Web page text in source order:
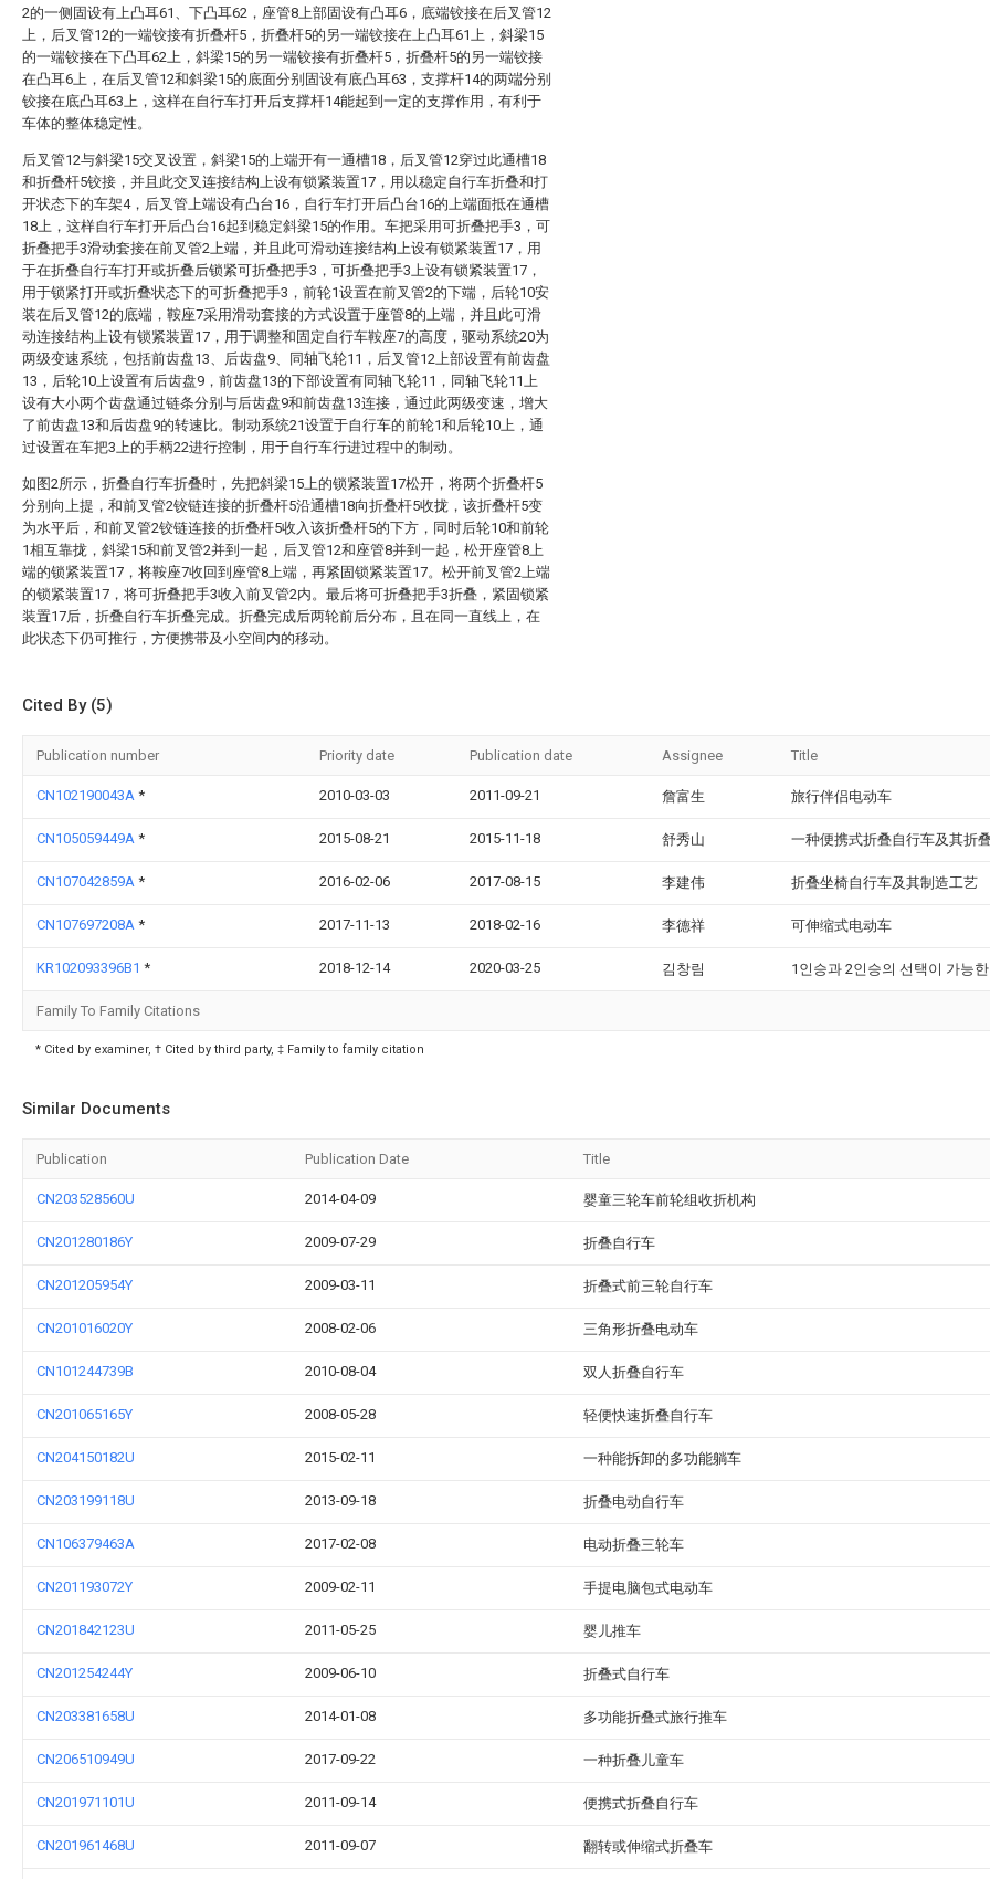
2的一侧固设有上凸耳61、下凸耳62，座管8上部固设有凸耳6，底端铰接在后叉管12
上，后叉管12的一端铰接有折叠杆5，折叠杆5的另一端铰接在上凸耳61上，斜梁15
的一端铰接在下凸耳62上，斜梁15的另一端铰接有折叠杆5，折叠杆5的另一端铰接
在凸耳6上，在后叉管12和斜梁15的底面分别固设有底凸耳63，支撑杆14的两端分别
铰接在底凸耳63上，这样在自行车打开后支撑杆14能起到一定的支撑作用，有利于
车体的整体稳定性。
后叉管12与斜梁15交叉设置，斜梁15的上端开有一通槽18，后叉管12穿过此通槽18
和折叠杆5铰接，并且此交叉连接结构上设有锁紧装置17，用以稳定自行车折叠和打
开状态下的车架4，后叉管上端设有凸台16，自行车打开后凸台16的上端面抵在通槽
18上，这样自行车打开后凸台16起到稳定斜梁15的作用。车把采用可折叠把手3，可
折叠把手3滑动套接在前叉管2上端，并且此可滑动连接结构上设有锁紧装置17，用
于在折叠自行车打开或折叠后锁紧可折叠把手3，可折叠把手3上设有锁紧装置17，
用于锁紧打开或折叠状态下的可折叠把手3，前轮1设置在前叉管2的下端，后轮10安
装在后叉管12的底端，鞍座7采用滑动套接的方式设置于座管8的上端，并且此可滑
动连接结构上设有锁紧装置17，用于调整和固定自行车鞍座7的高度，驱动系统20为
两级变速系统，包括前齿盘13、后齿盘9、同轴飞轮11，后叉管12上部设置有前齿盘
13，后轮10上设置有后齿盘9，前齿盘13的下部设置有同轴飞轮11，同轴飞轮11上
设有大小两个齿盘通过链条分别与后齿盘9和前齿盘13连接，通过此两级变速，增大
了前齿盘13和后齿盘9的转速比。制动系统21设置于自行车的前轮1和后轮10上，通
过设置在车把3上的手柄22进行控制，用于自行车行进过程中的制动。
如图2所示，折叠自行车折叠时，先把斜梁15上的锁紧装置17松开，将两个折叠杆5
分别向上提，和前叉管2铰链连接的折叠杆5沿通槽18向折叠杆5收拢，该折叠杆5变
为水平后，和前叉管2铰链连接的折叠杆5收入该折叠杆5的下方，同时后轮10和前轮
1相互靠拢，斜梁15和前叉管2并到一起，后叉管12和座管8并到一起，松开座管8上
端的锁紧装置17，将鞍座7收回到座管8上端，再紧固锁紧装置17。松开前叉管2上端
的锁紧装置17，将可折叠把手3收入前叉管2内。最后将可折叠把手3折叠，紧固锁紧
装置17后，折叠自行车折叠完成。折叠完成后两轮前后分布，且在同一直线上，在
此状态下仍可推行，方便携带及小空间内的移动。
Cited By (5)
Publication number Priority date Publication date Assignee Title
CN102190043A * 2010-03-03 2011-09-21 詹富生 旅行伴侣电动车
CN105059449A * 2015-08-21 2015-11-18 舒秀山 一种便携式折叠自行车及其折
CN107042859A * 2016-02-06 2017-08-15 李建伟 折叠坐椅自行车及其制造工艺
CN107697208A * 2017-11-13 2018-02-16 李德祥 可伸缩式电动车
KR102093396B1 * 2018-12-14 2020-03-25 김창림 1인승과 2인승의 선택이 가능
Family To Family Citations
* Cited by examiner, † Cited by third party, ‡ Family to family citation
Similar Documents
Publication Publication Date Title
CN203528560U 2014-04-09 婴童三轮车前轮组收折机构
CN201280186Y 2009-07-29 折叠自行车
CN201205954Y 2009-03-11 折叠式前三轮自行车
CN201016020Y 2008-02-06 三角形折叠电动车
CN101244739B 2010-08-04 双人折叠自行车
CN201065165Y 2008-05-28 轻便快速折叠自行车
CN204150182U 2015-02-11 一种能拆卸的多功能躺车
CN203199118U 2013-09-18 折叠电动自行车
CN106379463A 2017-02-08 电动折叠三轮车
CN201193072Y 2009-02-11 手提电脑包式电动车
CN201842123U 2011-05-25 婴儿推车
CN201254244Y 2009-06-10 折叠式自行车
CN203381658U 2014-01-08 多功能折叠式旅行推车
CN206510949U 2017-09-22 一种折叠儿童车
CN201971101U 2011-09-14 便携式折叠自行车
CN201961468U 2011-09-07 翻转或伸缩式折叠车